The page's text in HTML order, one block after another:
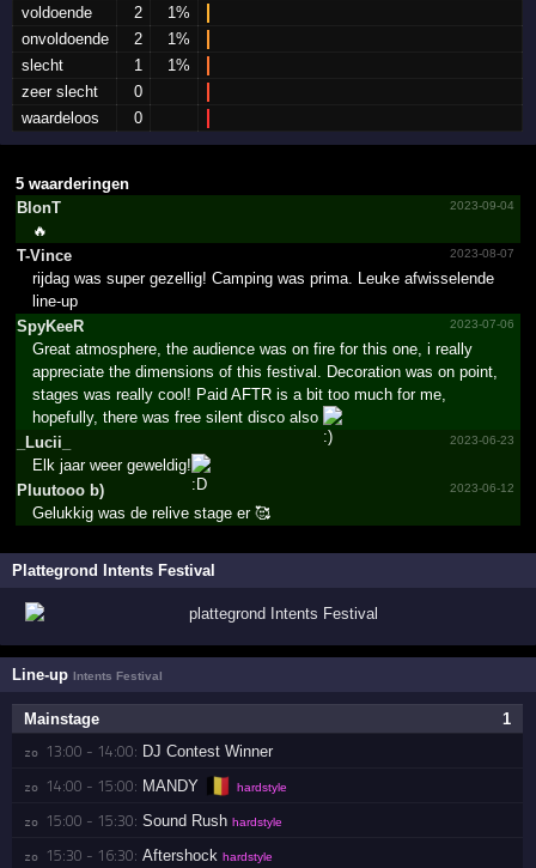
voldoende
2
1%
onvoldoende
2
1%
slecht
1
1%
zeer slecht
0
waardeloos
0
5 waarderingen
BlonT
2023-09-04
🔥
T-Vince
2023-08-07
rijdag was super gezellig! Camping was prima. Leuke afwisselende
line-up
SpyKeeR
2023-07-06
Great atmosphere, the audience was on fire for this one, i really
appreciate the dimensions of this festival. Decoration was on point,
stages was really cool! Paid AFTR is a bit too much for me,
hopefully, there was free silent disco also
_Lucii_
2023-06-23
Elk jaar weer geweldig!
Pluutooo b)
2023-06-12
Gelukkig was de relive stage er 🥰
Plattegrond Intents Festival
Line-upIntents Festival
1
Mainstage
zo 13:00 - 14:00: DJ Contest Winner
zo 14:00 - 15:00: MANDY 🇧🇪 hardstyle
zo 15:00 - 15:30: Sound Rush hardstyle
zo 15:30 - 16:30: Aftershock hardstyle